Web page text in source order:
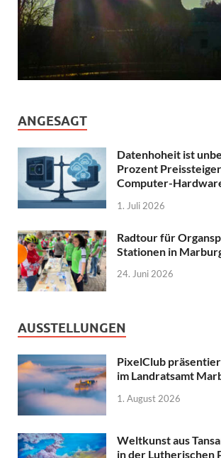
ANGESAGT
Datenhoheit ist
Prozent
Computer-
1. Juli 2026
Radtour für
Stationen in
24. Juni 2026
AUSSTELLUNGEN
PixelClub
im Landratsamt
1. August 2026
Weltkunst aus
in der Lutherischen